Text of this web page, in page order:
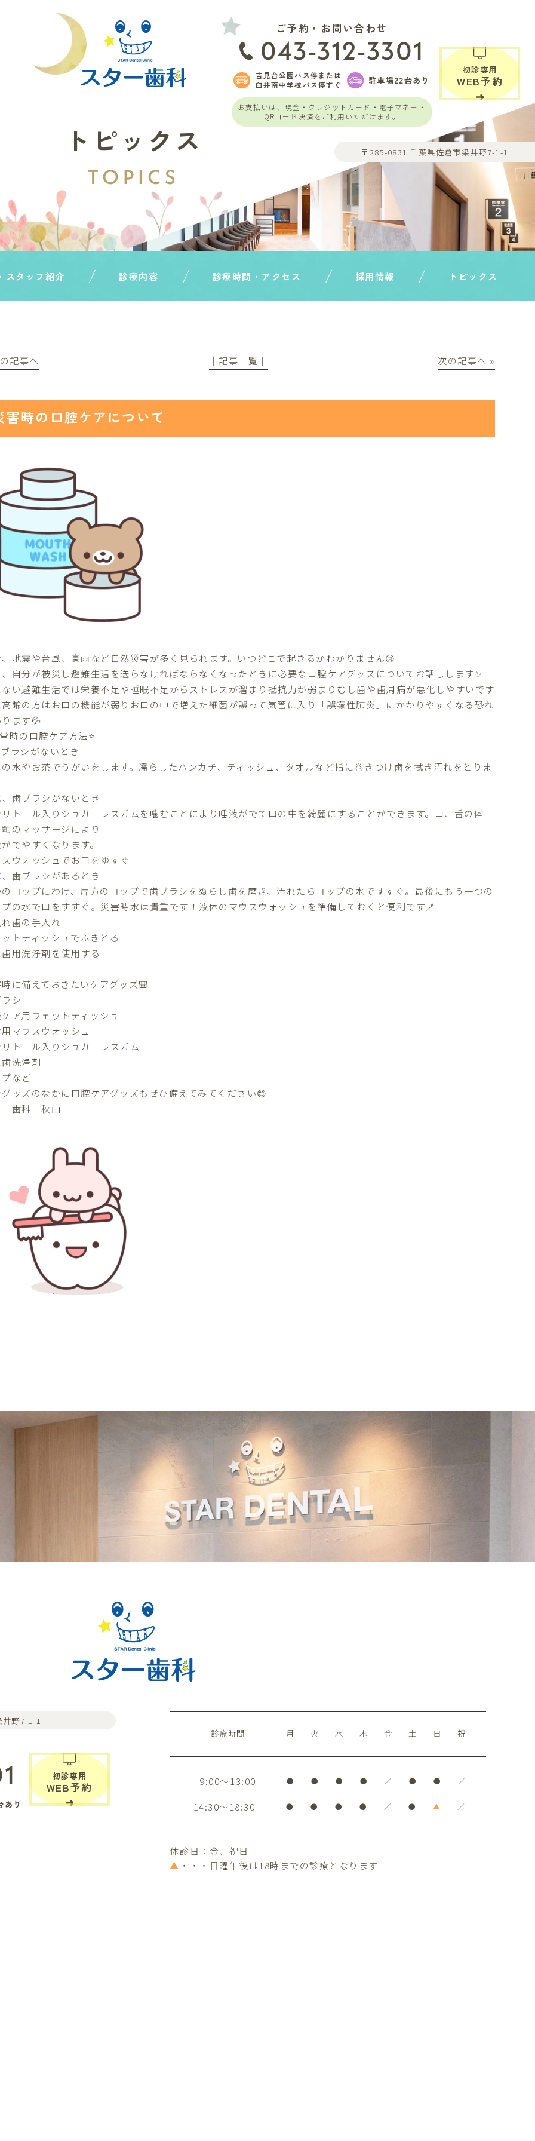
ご予約・お問い合わせ
043-312-3301
吉見台公園バス停または
臼井南中学校バス停すぐ
駐車場22台あり
お支払いは、現金・クレジットカード・電子マネー・
QRコード決済をご利用いただけます。
初診専用
WEB予約
〒285-0831 千葉県佐倉市染井野7-1-1
トピックス
TOPICS
スタッフ紹介 診療内容 診療時間・アクセス 採用情報 トピックス
記事へ │記事一覧│ 次の記事へ »
害時の口腔ケアについて
地震や台風、豪雨など自然災害が多く見られます。いつどこで起きるかわかりません😢
自分が被災し避難生活を送らなければならなくなったときに必要な口腔ケアグッズについてお話しします✨
い避難生活では栄養不足や睡眠不足からストレスが溜まり抵抗力が弱まりむし歯や歯周病が悪化しやすいです
齢の方はお口の機能が弱りお口の中で増えた細菌が誤って気管に入り「誤嚥性肺炎」にかかりやすくなる恐れ
ます💦
時の口腔ケア方法⭐️
ラシがないとき
水やお茶でうがいをします。濡らしたハンカチ、ティッシュ、タオルなど指に巻きつけ歯を拭き汚れをとりま
歯ブラシがないとき
トール入りシュガーレスガムを噛むことにより唾液がでて口の中を綺麗にすることができます。口、舌の体
のマッサージにより
でやすくなります。
ウォッシュでお口をゆすぐ
歯ブラシがあるとき
のコップにわけ、片方のコップで歯ブラシをぬらし歯を磨き、汚れたらコップの水ですすぐ。最後にもう一つの
プの水で口をすすぐ。災害時水は貴重です！液体のマウスウォッシュを準備しておくと便利です🪥
歯の手入れ
トティッシュでふきとる
歯用洗浄剤を使用する
に備えておきたいケアグッズ🎒
シ
ア用ウェットティッシュ
マウスウォッシュ
トール入りシュガーレスガム
歯洗浄剤
など
ッズのなかに口腔ケアグッズもぜひ備えてみてください😊
ー歯科 秋山
野7-1-1
あり
初診専用
WEB予約
診療時間 月 火 水 木 金 土 日 祝
9:00～13:00 ● ● ● ● ／ ● ● ／
14:30～18:30 ● ● ● ● ／ ● ▲ ／
休診日：金、祝日
▲ ・・・日曜午後は18時までの診療となります